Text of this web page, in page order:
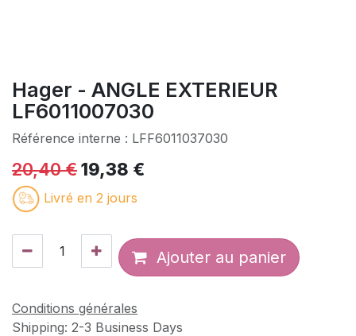
Hager - ANGLE EXTERIEUR
LF6011007030
Référence interne : LFF6011037030
20,40€19,38 €
Livré en 2 jours
Ajouter au panier
Conditions générales
Shipping: 2-3 Business Days